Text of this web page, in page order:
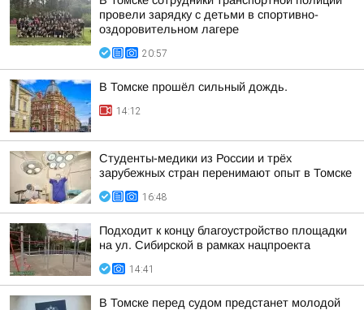
провели зарядку с детьми в спортивно-
оздоровительном лагере
20:57
В Томске прошёл сильный дождь.
14:12
Студенты-медики из России и трёх
зарубежных стран перенимают опыт в Томске
16:48
Подходит к концу благоустройство площадки
на ул. Сибирской в рамках нацпроекта
14:41
В Томске перед судом предстанет молодой